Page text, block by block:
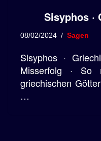
Sisyphos ·
08/02/2024 Sagen
Sisyphos ·
Misserfolg · So
griechischen
…